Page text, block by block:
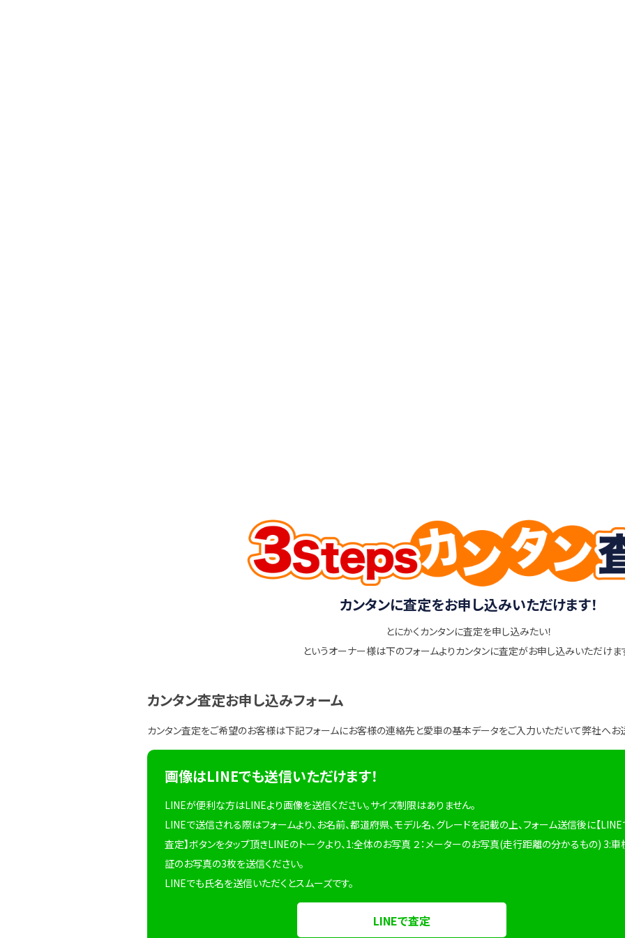
カンタンに査定をお申し込みいただけます！
とにかくカンタンに査定を申し込みたい！
というオーナー様は下のフォームよりカンタンに査定がお申し込みいただけま
カンタン査定お申し込みフォーム
カンタン査定をご希望のお客様は下記フォームにお客様の連絡先と愛車の基本データをご入力いただいて弊社へお
画像はLINEでも送信いただけます！
LINEが便利な方はLINEより画像を送信ください。サイズ制限はありません。
LINEで送信される際はフォームより、お名前、都道府県、モデル名、グレードを記載の上、フォーム送信後に【LINE
査定】ボタンをタップ頂きLINEのトークより、1:全体のお写真 ２：メーターのお写真(走行距離の分かるもの) 3:車
証のお写真の3枚を送信ください。
LINEでも氏名を送信いただくとスムーズです。
LINEで査定